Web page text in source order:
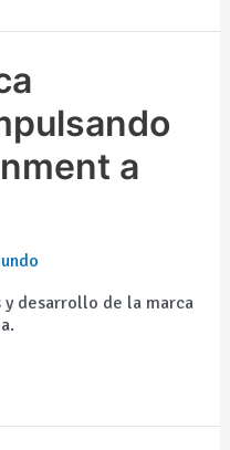
a
desarrollo de la marca